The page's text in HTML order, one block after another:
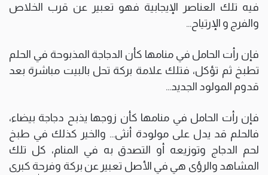
فيه تلك العناصر الإيجابية فهو تعبير عن قرب الخلاص
والفرج و الإرتياح…
فإن رأت الحامل في منامها كأن الدجاجة المذبوحة في الحلم
تطبخ ثم تؤكل، فتلك علامة بركة تحل بالبيت مباشرة بعد
قدوم المولود الجديد…
فإن رأت الحامل في منامها كأن زوجها يذبح دجاجة بيضاء،
فالحلم قد يدل على مولودة أنثى… والخير كذلك في طبخ
لحم الدجاج وتوزيعه أو التصدق به في المنام، كل تلك
المشاهد والرؤى هي في الأصل تعبير عن بركة وفرحة كبرى